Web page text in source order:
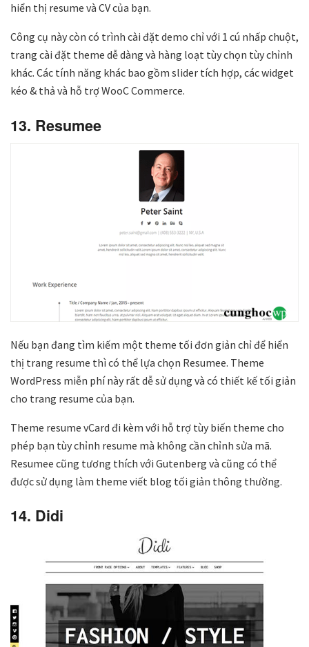
hiển thị resume và CV của bạn.
Công cụ này còn có trình cài đặt demo chỉ với 1 cú nhấp chuột,
trang cài đặt theme dễ dàng và hàng loạt tùy chọn tùy chỉnh
khác. Các tính năng khác bao gồm slider tích hợp, các widget
kéo & thả và hỗ trợ WooC Commerce.
13. Resumee
Nếu bạn đang tìm kiếm một theme tối đơn giản chỉ để hiển
thị trang resume thì có thể lựa chọn Resumee. Theme
WordPress miễn phí này rất dễ sử dụng và có thiết kế tối giản
cho trang resume của bạn.
Theme resume vCard đi kèm với hỗ trợ tùy biến theme cho
phép bạn tùy chỉnh resume mà không cần chỉnh sửa mã.
Resumee cũng tương thích với Gutenberg và cũng có thể
được sử dụng làm theme viết blog tối giản thông thường.
14. Didi